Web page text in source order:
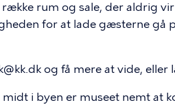
rum og sale, der aldrig
for at lade gæsterne gå
og få mere at vide,
i byen er museet nemt at